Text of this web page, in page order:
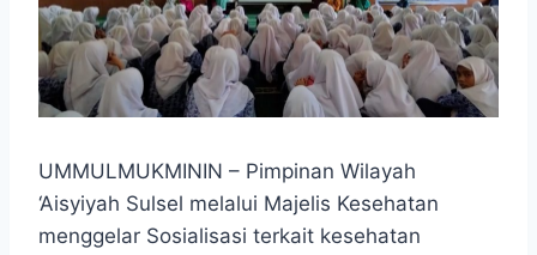
UMMULMUKMININ – Pimpinan Wilayah
‘Aisyiyah Sulsel melalui Majelis Kesehatan
menggelar Sosialisasi terkait kesehatan